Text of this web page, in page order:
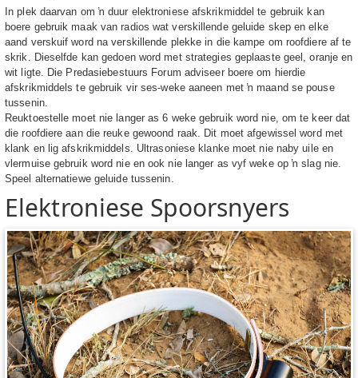
In plek daarvan om ŉ duur elektroniese afskrikmiddel te gebruik kan
boere gebruik maak van radios wat verskillende geluide skep en elke
aand verskuif word na verskillende plekke in die kampe om roofdiere af te
skrik. Dieselfde kan gedoen word met strategies geplaaste geel, oranje en
wit ligte. Die Predasiebestuurs Forum adviseer boere om hierdie
afskrikmiddels te gebruik vir ses-weke aaneen met ŉ maand se pouse
tussenin.
Reuktoestelle moet nie langer as 6 weke gebruik word nie, om te keer dat
die roofdiere aan die reuke gewoond raak. Dit moet afgewissel word met
klank en lig afskrikmiddels. Ultrasoniese klanke moet nie naby uile en
vlermuise gebruik word nie en ook nie langer as vyf weke op ŉ slag nie.
Speel alternatiewe geluide tussenin.
Elektroniese Spoorsnyers